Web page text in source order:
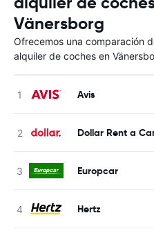
Vänersborg
Ofrecemos una comparación
alquiler de coches en
Avis
Dollar Rent a
Europcar
Hertz